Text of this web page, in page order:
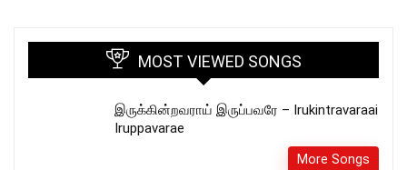
MOST VIEWED SONGS
இருக்கின்றவராய் இருப்பவரே – Irukintravaraai
Iruppavarae
More Songs